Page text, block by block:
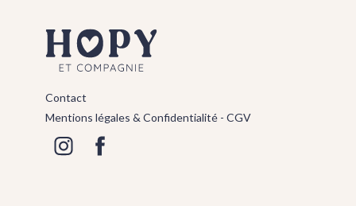
Contact
Mentions légales & Confidentialité - CGV